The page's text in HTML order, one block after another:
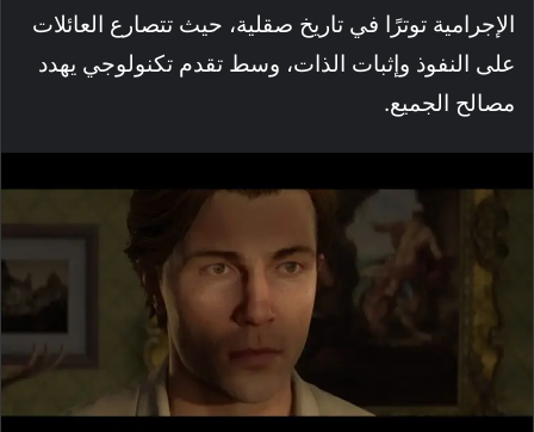
الإجرامية توترًا في تاريخ صقلية، حيث تتصارع العائلات
على النفوذ وإثبات الذات، وسط تقدم تكنولوجي يهدد
مصالح الجميع.